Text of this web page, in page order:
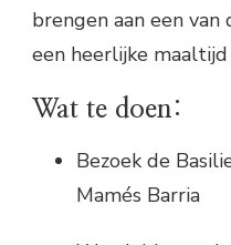
brengen aan een
een heerlijke
Wat te doen:
Bezoek de
Mamés Barria